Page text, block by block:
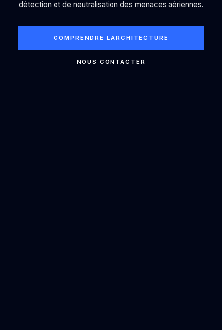
détection et de neutralisation des menaces aériennes.
COMPRENDRE L’ARCHITECTURE
NOUS CONTACTER